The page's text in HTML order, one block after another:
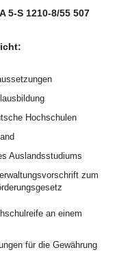
5-S 1210-8/55 507
Hochschulen
Auslandsstudiums
zum
an einem
für die Gewährung